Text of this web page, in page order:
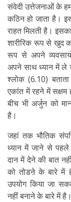
संवेदी उत्तेजनाओं के
कठिन हो जाता है।
राहत मिलती है।
शारीरिक रूप से खुद
रूप से अपने
अपने साथ ध्यान में ले
श्लोक (6.10)
एकांत में रहने में सक्षम
बीच भी अर्जुन को
है।
जहां तक भौतिक
ध्यान में जाने से पहले
दान में देने की बात
को तोडऩे के बारे
उपयोग किया जा
नहीं बनाने के बारे में है।